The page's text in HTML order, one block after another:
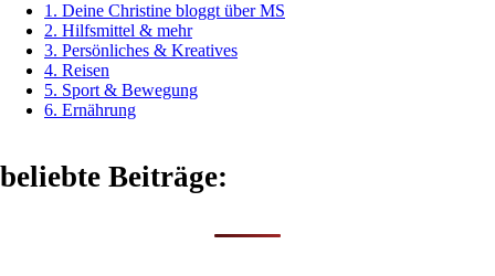
1. Deine Christine bloggt über MS
2. Hilfsmittel & mehr
3. Persönliches & Kreatives
4. Reisen
5. Sport & Bewegung
6. Ernährung
beliebte Beiträge: